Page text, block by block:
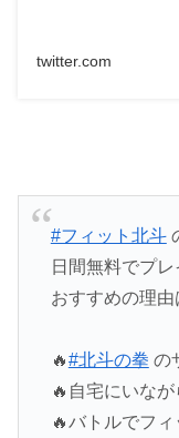
twitter.com
#フィット北斗
日間無料でプレ
おすすめの理由
🔥#北斗の拳 の
🔥自宅にいなが
🔥バトルでフ